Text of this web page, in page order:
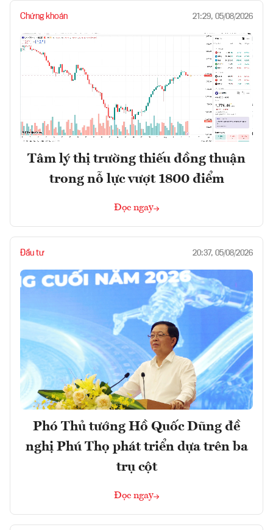
Chứng khoán 21:29, 05/08/2026
Tâm lý thị trường thiếu đồng thuận
trong nỗ lực vượt 1800 điểm
Đọc ngay
Đầu tư 20:37, 05/08/2026
Phó Thủ tướng Hồ Quốc Dũng đề
nghị Phú Thọ phát triển dựa trên ba
trụ cột
Đọc ngay